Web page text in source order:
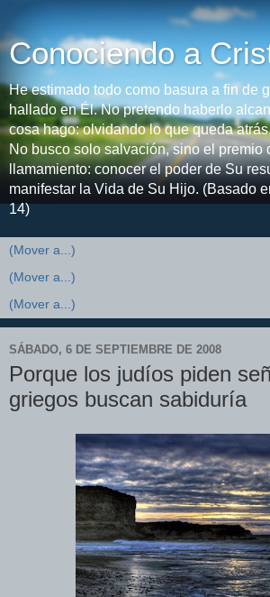
Conociendo a
He estimado todo como basura a fin de
hallado en Él. No pretendo haberlo
cosa hago: olvidando lo que queda
No busco solo salvación, sino el premio
llamamiento: conocer el poder de Su
manifestar la Vida de Su Hijo. (Basado
14)
SÁBADO, 6 DE SEPTIEMBRE DE 2008
Porque los judíos piden
griegos buscan sabiduría